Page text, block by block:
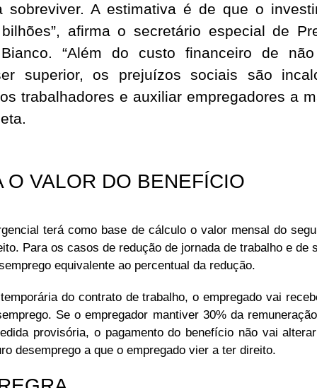
sobreviver. A estimativa é de que o
afirma o secretário especial de
“Além do custo financeiro de
superior, os prejuízos sociais são
trabalhadores e auxiliar empregadores a
O VALOR DO BENEFÍCIO
terá como base de cálculo o valor mensal do
Para os casos de redução de jornada de trabalho e de
equivalente ao percentual da redução.
do contrato de trabalho, o empregado vai
Se o empregador mantiver 30% da
provisória, o pagamento do benefício não vai
desemprego a que o empregado vier a ter direito.